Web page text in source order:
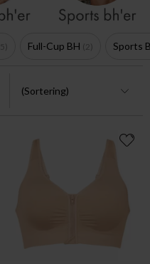
5 Full-Cup BH 2 Sports